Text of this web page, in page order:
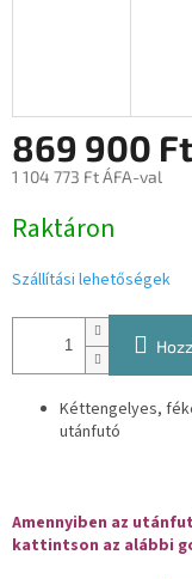
869 900 Ft
1 104 773 Ft ÁFA-val
Raktáron
Szállítási lehetőségek
Kéttengelyes,
utánfutó
Amennyiben az
kattintson az alábbi